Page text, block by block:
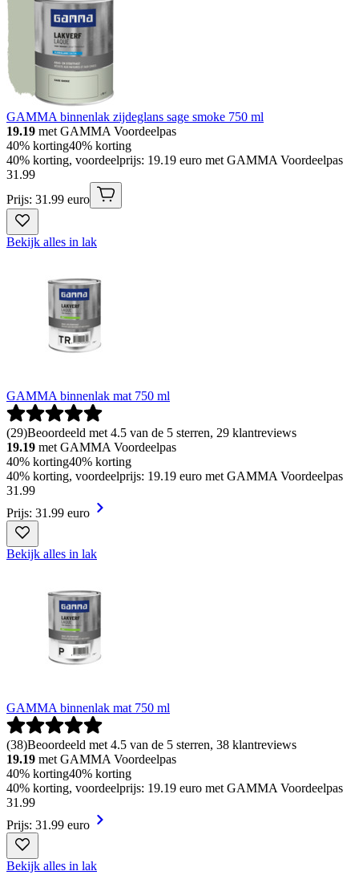
GAMMA binnenlak zijdeglans sage smoke 750 ml
19.19 met GAMMA Voordeelpas
40% korting40% korting
40% korting, voordeelprijs: 19.19 euro met GAMMA Voordeelpas
31 .99
Prijs: 31.99 euro
Bekijk alles in lak
GAMMA binnenlak mat 750 ml
(29)Beoordeeld met 4.5 van de 5 sterren, 29 klantreviews
19.19 met GAMMA Voordeelpas
40% korting40% korting
40% korting, voordeelprijs: 19.19 euro met GAMMA Voordeelpas
31 .99
Prijs: 31.99 euro
Bekijk alles in lak
GAMMA binnenlak mat 750 ml
(38)Beoordeeld met 4.5 van de 5 sterren, 38 klantreviews
19.19 met GAMMA Voordeelpas
40% korting40% korting
40% korting, voordeelprijs: 19.19 euro met GAMMA Voordeelpas
31 .99
Prijs: 31.99 euro
Bekijk alles in lak